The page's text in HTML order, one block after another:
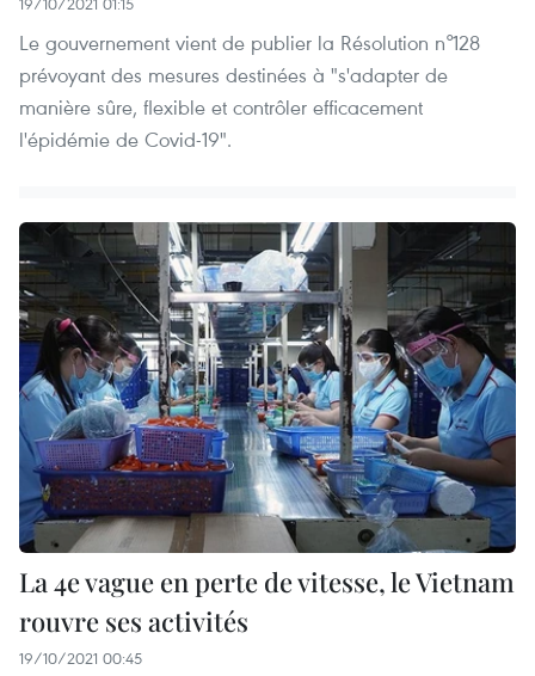
Le gouvernement vient de publier la Résolution n°128
prévoyant des mesures destinées à "s'adapter de
manière sûre, flexible et contrôler efficacement
l'épidémie de Covid-19".
La 4e vague en perte de vitesse, le Vietnam
rouvre ses activités
19/10/2021 00:45